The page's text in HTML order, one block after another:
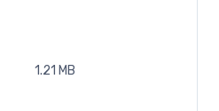
1.21 MB